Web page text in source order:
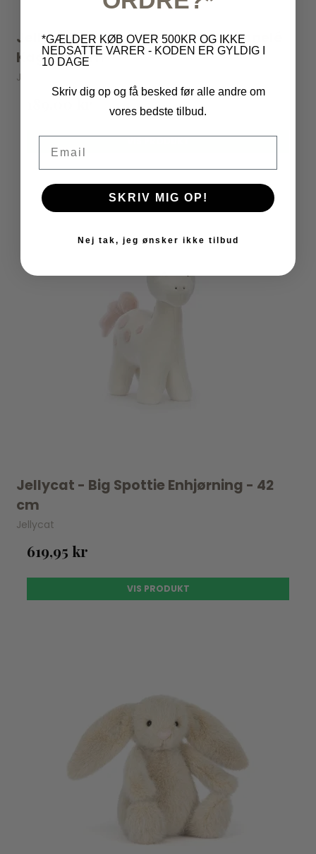
Jellycat - Amuseables Carole Canelé
Kage - 11 cm
Jellycat
189,00 kr
Jellycat - Big Spottie Enhjørning - 42
cm
Jellycat
619,95 kr
VIS PRODUKT
*GÆLDER KØB OVER 500KR OG IKKE
NEDSATTE VARER - KODEN ER GYLDIG I
10 DAGE
Skriv dig op og få besked før alle andre om
vores bedste tilbud.
SKRIV MIG OP!
Nej tak, jeg ønsker ikke tilbud